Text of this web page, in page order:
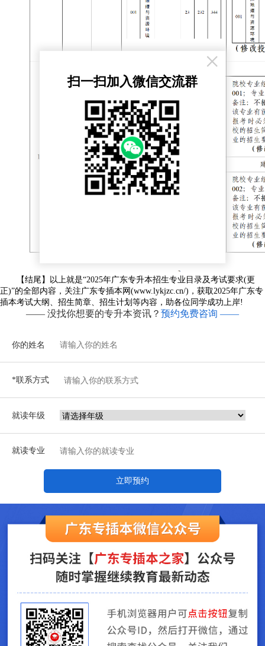
【结尾】以上就是“2025年广东专升本招生专业目录及考试要求(更
正)”的全部内容，关注广东专插本网(www.lykjzc.cn/)，获取2025年广东专
插本考试大纲、招生简章、招生计划等内容，助各位同学成功上岸!
—— 没找你想要的专升本资讯？ 预约免费咨询 ——
你的姓名
*联系方式
就读年级
就读专业
立即预约
×
扫一扫加入微信交流群